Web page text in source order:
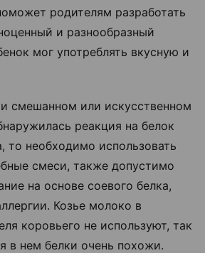
родителям разработать
и разнообразный
мог употреблять вкусную и
смешанном или искусственном
реакция на белок
то необходимо использовать
смеси, также допустимо
на основе соевого белка,
Козье молоко в
коровьего не используют, так
в нем белки очень похожи.